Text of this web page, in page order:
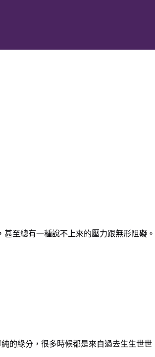
至總有一種說不上來的壓力跟無形阻礙。
的緣分，很多時候都是來自過去生生世世